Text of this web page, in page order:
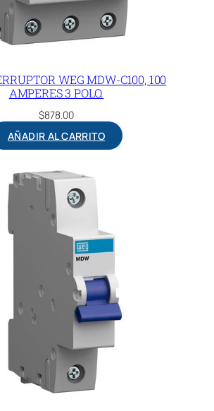
WEG MDW-C100, 100
AMPERES 3 POLO.
$878.00
AÑADIR AL CARRITO